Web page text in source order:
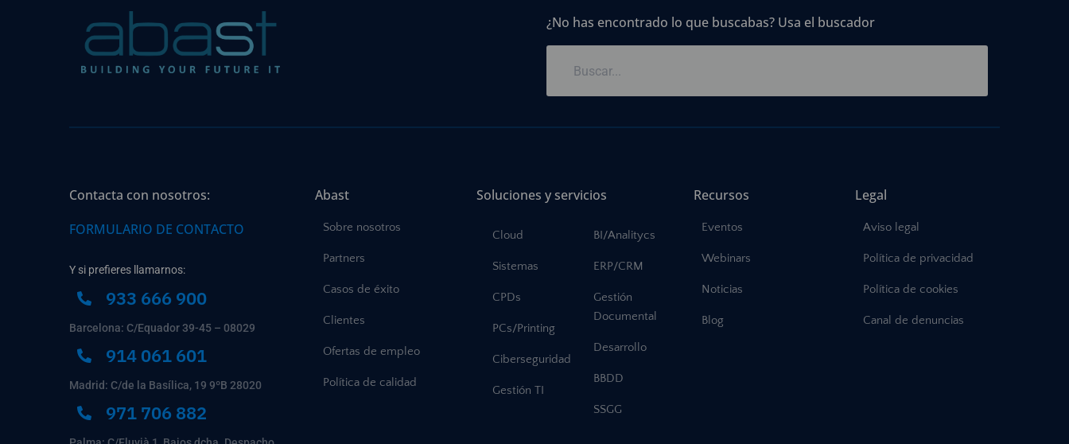
¿No has encontrado lo que buscabas? Usa el buscador
Contacta con nosotros:
FORMULARIO DE CONTACTO
Y si prefieres llamarnos:
933 666 900
Barcelona: C/Equador 39-45 – 08029
914 061 601
Madrid: C/de la Basílica, 19 9ºB 28020
971 706 882
Abast
Sobre nosotros
Partners
Casos de éxito
Clientes
Ofertas de empleo
Política de calidad
Soluciones y servicios
Cloud
Sistemas
CPDs
PCs/Printing
Ciberseguridad
Gestión TI
BI/Analitycs
ERP/CRM
Gestión
Documental
Desarrollo
BBDD
SSGG
Recursos
Eventos
Webinars
Noticias
Blog
Legal
Aviso legal
Política de privacidad
Política de cookies
Canal de denuncias